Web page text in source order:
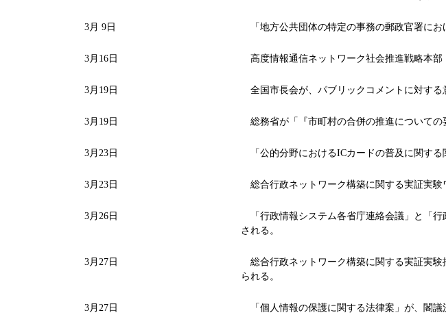
3月 9日 「地方公共団体の特定の事務の郵政官署にお
3月16日 高度情報通信ネットワーク社会推進戦略本部
3月19日 全国市長会が、パブリックコメントに対する
3月19日 総務省が「『市町村の合併の推進についての
3月23日 「公的分野におけるICカードの普及に関する
3月23日 総合行政ネットワーク構築に関する実証実験
3月26日
「行政情報システム各省庁連絡会議」と「
される。
3月27日
総合行政ネットワーク構築に関する実証実験
られる。
3月27日 「個人情報の保護に関する法律案」が、閣議